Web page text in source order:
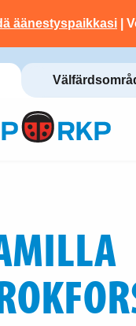
äänestyspaikkasi |